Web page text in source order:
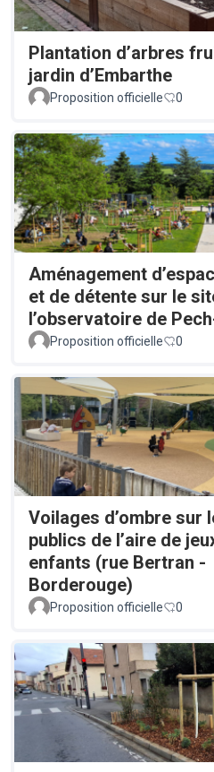
Plantation d’arbres
jardin d’Embarthe
Proposition officielle 0
Aménagement
et de détente sur le
l’observatoire de
Proposition officielle 0
Voilages d’ombre sur
publics de l’aire de
enfants (rue Bertran -
Borderouge)
Proposition officielle 0